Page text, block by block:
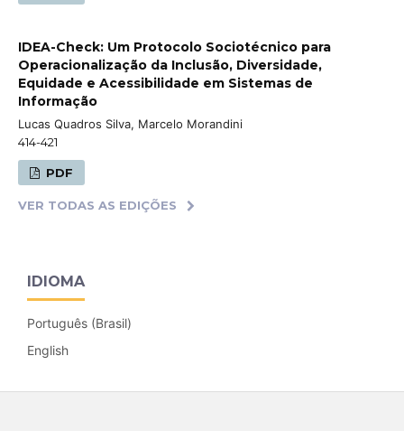
IDEA-Check: Um Protocolo Sociotécnico para
Operacionalização da Inclusão, Diversidade,
Equidade e Acessibilidade em Sistemas de
Informação
Lucas Quadros Silva, Marcelo Morandini
414-421
PDF
VER TODAS AS EDIÇÕES
IDIOMA
Português (Brasil)
English